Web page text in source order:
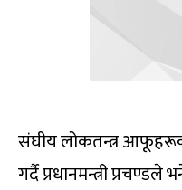
संघीय लोकतन्त्र
गर्दै प्रधानमन्त्री